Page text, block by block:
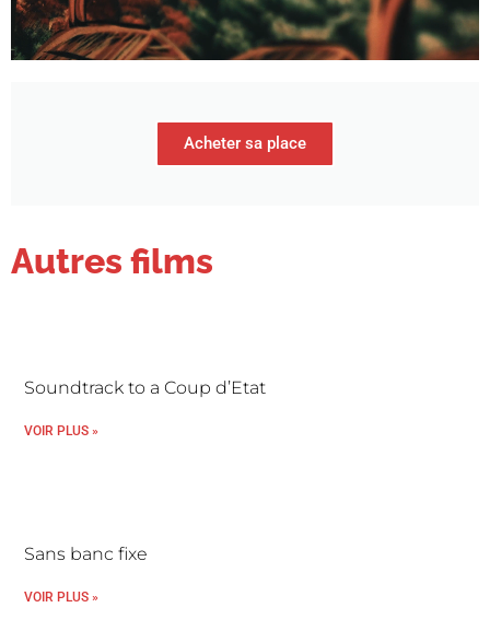
Acheter sa place
Autres films
Soundtrack to a Coup d’Etat
VOIR PLUS »
Sans banc fixe
VOIR PLUS »